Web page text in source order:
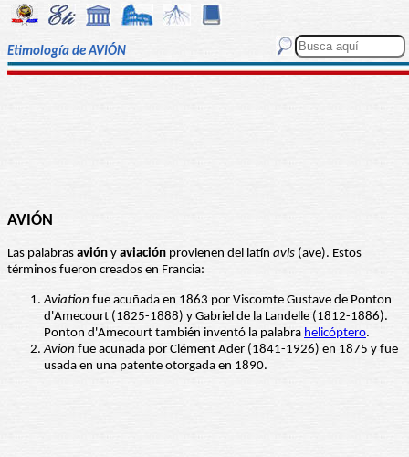
Etimología de AVIÓN
AVIÓN
Las palabras avión y aviación provienen del latín avis (ave). Estos
términos fueron creados en Francia:
Aviation fue acuñada en 1863 por Viscomte Gustave de Ponton
d'Amecourt (1825-1888) y Gabriel de la Landelle (1812-1886).
Ponton d'Amecourt también inventó la palabra helicóptero.
Avion fue acuñada por Clément Ader (1841-1926) en 1875 y fue
usada en una patente otorgada en 1890.